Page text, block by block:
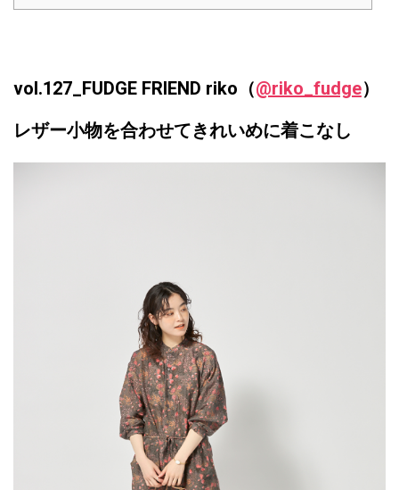
vol.127_FUDGE FRIEND riko（@riko_fudge）
レザー小物を合わせてきれいめに着こなし